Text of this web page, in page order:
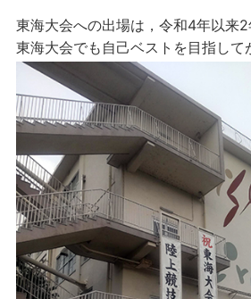
東海大会への出場は，令和4年以来2
東海大会でも自己ベストを目指して